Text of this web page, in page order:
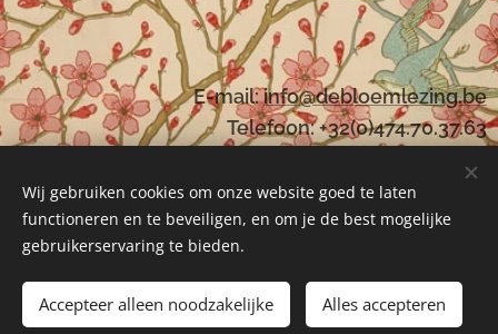
Toevoegen aan de winkelwagen
E-mail:info@debloemlezing.be
Telefoon: +32(0)474.70.37.63
Mogelijk gemaakt doorWebnode Cookies
Wij gebruiken cookies om onze website goed te laten
functioneren en te beveiligen, en om je de best mogelijke
gebruikerservaring te bieden.
Accepteer alleen noodzakelijke Alles accepteren